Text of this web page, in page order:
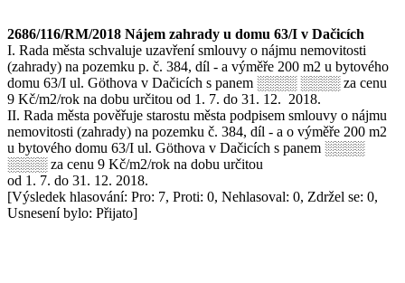
2686/116/RM/2018 Nájem zahrady u domu 63/I v Dačicích
I. Rada města schvaluje uzavření smlouvy o nájmu nemovitosti
(zahrady) na pozemku p. č. 384, díl - a výměře 200 m2 u bytového
domu 63/I ul. Göthova v Dačicích s panem ░░░░ ░░░░ za cenu
9 Kč/m2/rok na dobu určitou od 1. 7. do 31. 12. 2018.
II. Rada města pověřuje starostu města podpisem smlouvy o nájmu
nemovitosti (zahrady) na pozemku č. 384, díl - a o výměře 200 m2
u bytového domu 63/I ul. Göthova v Dačicích s panem ░░░░
░░░░ za cenu 9 Kč/m2/rok na dobu určitou
od 1. 7. do 31. 12. 2018.
[Výsledek hlasování: Pro: 7, Proti: 0, Nehlasoval: 0, Zdržel se: 0,
Usnesení bylo: Přijato]